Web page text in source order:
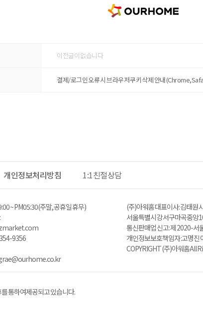
이전글이 없습니다
결제/로그인 오류 시 브라우저 쿠키 삭제 안내
개인정보처리방침 1:1친절상담
~ PM05:30 (주말, 공휴일 휴무)
9356
(주)아워홈 대표이사 : 김태
서울특별시 강서구 마곡중앙
통신판매업 신고 : 제 2020-
개인정보보호책임자 : 고명
COPYRIGHT (주)아워홈 All
통하여 제공되고 있습니다.